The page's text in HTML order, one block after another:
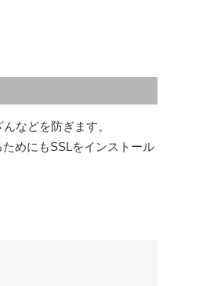
などを防ぎます。
めにもSSLをインストール